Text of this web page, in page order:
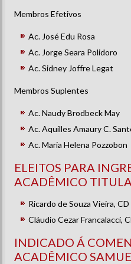
Membros Efetivos
Ac. José Edu Rosa
Ac. Jorge Seara Polidoro
Ac. Sidney Joffre Legat
Membros Suplentes
Ac. Naudy Brodbeck May
Ac. Aquilles Amaury C.
Ac. Maria Helena Pozzobon
ELEITOS PARA
ACADÊMICO
Ricardo de Souza Vieira, CD
Cláudio Cezar Francalacci,
INDICADO Á
ACADÊMICO